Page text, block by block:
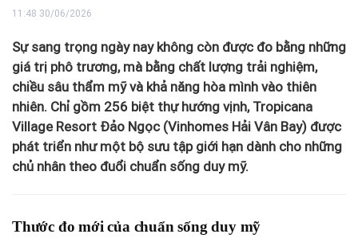
11:48 30/06/2026
Sự sang trọng ngày nay không còn được đo bằng những
giá trị phô trương, mà bằng chất lượng trải nghiệm,
chiều sâu thẩm mỹ và khả năng hòa mình vào thiên
nhiên. Chỉ gồm 256 biệt thự hướng vịnh, Tropicana
Village Resort Đảo Ngọc (Vinhomes Hải Vân Bay) được
phát triển như một bộ sưu tập giới hạn dành cho những
chủ nhân theo đuổi chuẩn sống duy mỹ.
Thước đo mới của chuẩn sống duy mỹ